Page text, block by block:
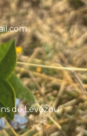
de Lévézou